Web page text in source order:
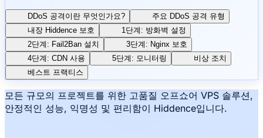
DDoS 공격이란 무엇인가요?
주요 DDoS 공격 유형
내장 Hiddence 보호
1단계: 방화벽 설정
2단계: Fail2Ban 설치
3단계: Nginx 보호
4단계: CDN 사용
5단계: 모니터링
비상 조치
베스트 프랙티스
모든 규모의 프로젝트를 위한 고품질 오프쇼어 VPS 솔루션,
안정적인 성능, 익명성 및 편리함이 Hiddence입니다.